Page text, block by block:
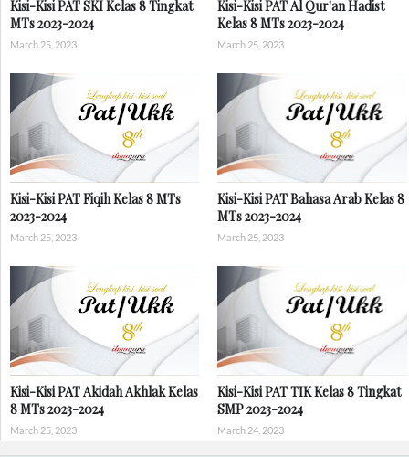
Kisi-Kisi PAT SKI Kelas 8 Tingkat
MTs 2023-2024
March 25, 2023
Kisi-Kisi PAT Al Qur'an Hadist
Kelas 8 MTs 2023-2024
March 25, 2023
Kisi-Kisi PAT Fiqih Kelas 8 MTs
2023-2024
March 25, 2023
Kisi-Kisi PAT Bahasa Arab Kelas 8
MTs 2023-2024
March 25, 2023
Kisi-Kisi PAT Akidah Akhlak Kelas
8 MTs 2023-2024
March 25, 2023
Kisi-Kisi PAT TIK Kelas 8 Tingkat
SMP 2023-2024
March 24, 2023